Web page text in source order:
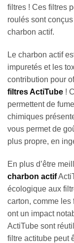
filtres ! Ces filtres
roulés sont
charbon actif.
Le charbon actif
impuretés et les
contribution pour
filtres ActiTube !
permettent de
chimiques
vous permet de
plus propre, en
En plus d’être
charbon actif
écologique aux
carton, comme les
ont un impact
ActiTube sont
filtre actitube peut